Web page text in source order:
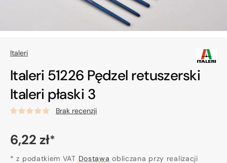
Italeri
Italeri 51226 Pędzel retuszerski
Italeri płaski 3
Brak recenzji
Cena
regularna
6,22 zł*
* z podatkiem VAT Dostawa obliczana przy realizacji